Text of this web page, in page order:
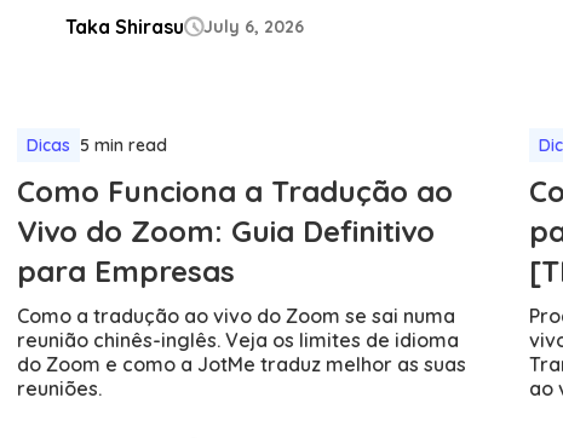
Taka ShirasuJuly 6, 2026
Dicas 5 min read
Como Funciona a Tradução ao
Vivo do Zoom: Guia Definitivo
para Empresas
Como a tradução ao vivo do Zoom se sai numa
reunião chinês-inglês. Veja os limites de idioma
do Zoom e como a JotMe traduz melhor as suas
reuniões.
ao